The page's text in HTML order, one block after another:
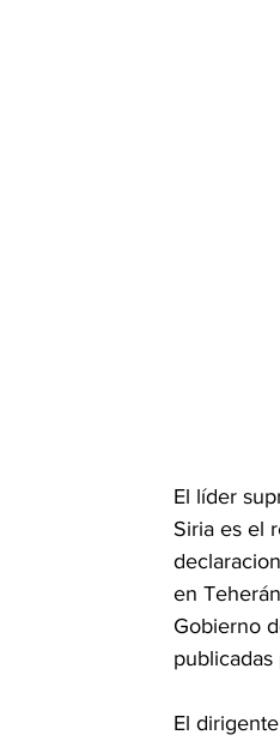
El líder
Siria es el
en
Gobierno
El